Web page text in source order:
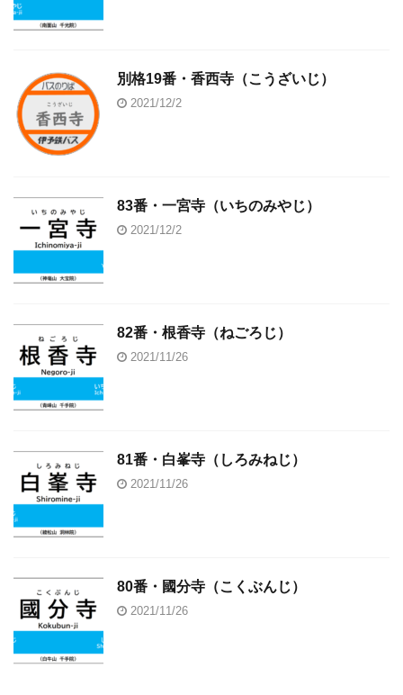
別格19番・香西寺（こうざいじ）
2021/12/2
83番・一宮寺（いちのみやじ）
2021/12/2
82番・根香寺（ねごろじ）
2021/11/26
81番・白峯寺（しろみねじ）
2021/11/26
80番・國分寺（こくぶんじ）
2021/11/26